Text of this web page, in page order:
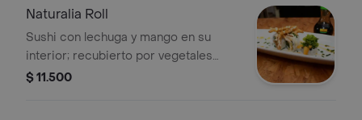
Naturalia Roll
Sushi con lechuga y mango en su
interior; recubierto por vegetales
caramelizados en salsa de maracuyá.
$ 11.500